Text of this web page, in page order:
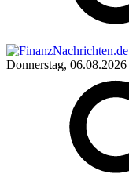
Donnerstag, 06.08.2026